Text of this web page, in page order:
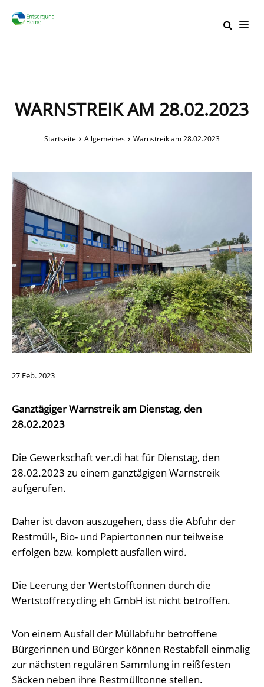
WARNSTREIK AM 28.02.2023
Startseite Allgemeines Warnstreik am 28.02.2023
27 Feb.2023
Ganztägiger Warnstreik am Dienstag, den
28.02.2023
Die Gewerkschaft ver.di hat für Dienstag, den
28.02.2023 zu einem ganztägigen Warnstreik
aufgerufen.
Daher ist davon auszugehen, dass die Abfuhr der
Restmüll-, Bio- und Papiertonnen nur teilweise
erfolgen bzw. komplett ausfallen wird.
Die Leerung der Wertstofftonnen durch die
Wertstoffrecycling eh GmbH ist nicht betroffen.
Von einem Ausfall der Müllabfuhr betroffene
Bürgerinnen und Bürger können Restabfall einmalig
zur nächsten regulären Sammlung in reißfesten
Säcken neben ihre Restmülltonne stellen.